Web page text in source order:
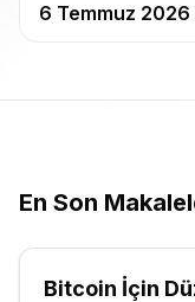
6 Temmuz 2026
En Son
Bitcoin İçin